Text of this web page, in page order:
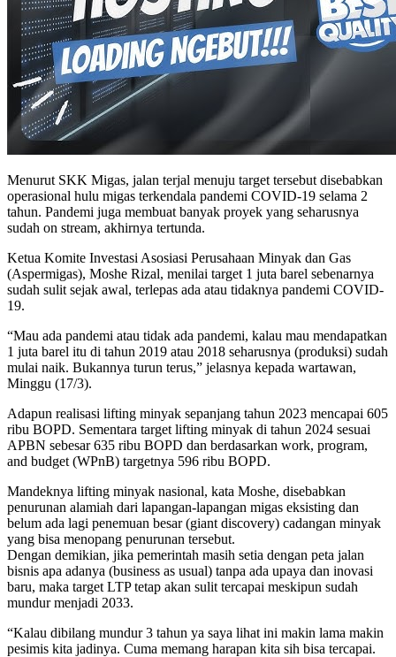
Menurut SKK Migas, jalan terjal menuju target tersebut disebabkan
operasional hulu migas terkendala pandemi COVID-19 selama 2
tahun. Pandemi juga membuat banyak proyek yang seharusnya
sudah on stream, akhirnya tertunda.
Ketua Komite Investasi Asosiasi Perusahaan Minyak dan Gas
(Aspermigas), Moshe Rizal, menilai target 1 juta barel sebenarnya
sudah sulit sejak awal, terlepas ada atau tidaknya pandemi COVID-
19.
“Mau ada pandemi atau tidak ada pandemi, kalau mau mendapatkan
1 juta barel itu di tahun 2019 atau 2018 seharusnya (produksi) sudah
mulai naik. Bukannya turun terus,” jelasnya kepada wartawan,
Minggu (17/3).
Adapun realisasi lifting minyak sepanjang tahun 2023 mencapai 605
ribu BOPD. Sementara target lifting minyak di tahun 2024 sesuai
APBN sebesar 635 ribu BOPD dan berdasarkan work, program,
and budget (WPnB) targetnya 596 ribu BOPD.
Mandeknya lifting minyak nasional, kata Moshe, disebabkan
penurunan alamiah dari lapangan-lapangan migas eksisting dan
belum ada lagi penemuan besar (giant discovery) cadangan minyak
yang bisa menopang penurunan tersebut.
Dengan demikian, jika pemerintah masih setia dengan peta jalan
bisnis apa adanya (business as usual) tanpa ada upaya dan inovasi
baru, maka target LTP tetap akan sulit tercapai meskipun sudah
mundur menjadi 2033.
“Kalau dibilang mundur 3 tahun ya saya lihat ini makin lama makin
pesimis kita jadinya. Cuma memang harapan kita sih bisa tercapai.